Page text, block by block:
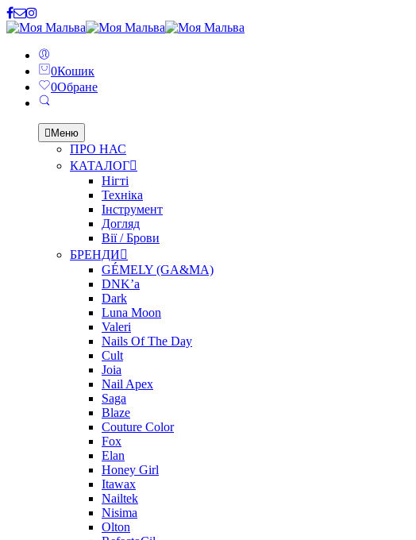
0Кошик
0Обране
Меню
ПРО НАС
КАТАЛОГ
Нігті
Техніка
Інструмент
Догляд
Вії / Брови
БРЕНДИ
GÉMELY (GA&MA)
DNK’a
Dark
Luna Moon
Valeri
Nails Of The Day
Cult
Joia
Nail Apex
Saga
Blaze
Couture Color
Fox
Elan
Honey Girl
Itawax
Nailtek
Nisima
Olton